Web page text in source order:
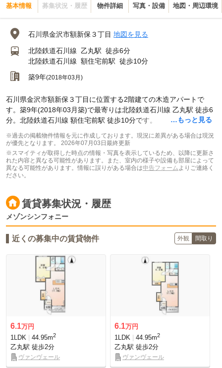
基本情報 募集状況・履歴 物件詳細 写真・設備 地図・周辺環境
石川県金沢市額新保３丁目 地図を見る
北陸鉄道石川線 乙丸駅 徒歩6分
北陸鉄道石川線 額住宅前駅 徒歩10分
築9年(2018年03月)
…もっと見る
石川県金沢市額新保３丁目に位置する2階建ての木造アパートで
す。築9年(2018年03月築)で最寄りは北陸鉄道石川線 乙丸駅 徒歩6
分。北陸鉄道石川線 額住宅前駅 徒歩10分です。
※過去の掲載物件情報を元に作成しております。現況に差異がある場合は現況
が優先となります。 2026年07月03日最終更新
※スマイティが取得した時点の情報・写真を表示しているため、以降に更新さ
れた内容と異なる可能性があります。また、室内の様子や設備も部屋によって
異なる可能性があります。情報に誤りがある場合は申告フォームよりご連絡く
ださい。
賃貸募集状況・履歴
メゾンシンフォニー
近くの募集中の賃貸物件 外観 間取り
6.1万円
1LDK
44.95m2
乙丸駅 徒歩2分
ヴァンヴェール
6.1万円
1LDK
44.95m2
乙丸駅 徒歩2分
ヴァンヴェール